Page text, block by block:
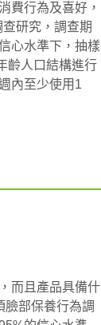
費行為及喜好，
研究，調查期
心水準下，抽樣
齡人口結構進行
內至少使用1
而且產品具備什
臉部保養行為調